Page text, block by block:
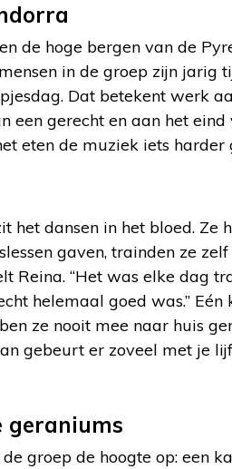
de hoge bergen van de
in de groep zijn jarig
Dat betekent werk
een gerecht en aan het
eten de muziek iets
het dansen in het bloed. Ze
gaven, trainden ze
Reina. “Het was elke dag
helemaal goed was.”
ze nooit mee naar huis
gebeurt er zoveel met je
geraniums
groep de hoogte op: een